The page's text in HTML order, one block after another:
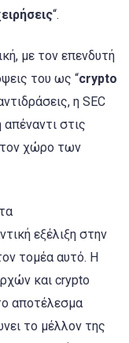
“.
με τον επενδυτή
του ως “crypto
η SEC
απέναντι στις
χώρο των
εξέλιξη στην
τομέα αυτό. Η
και crypto
αποτέλεσμα
το μέλλον της